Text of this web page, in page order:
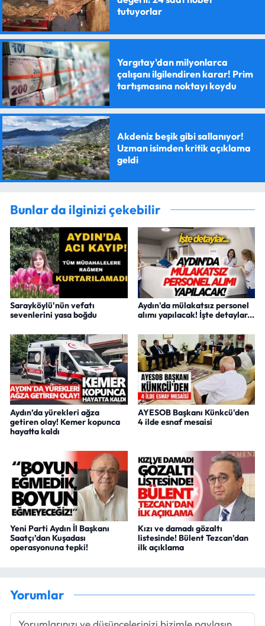
tutuyorlar
Yargıtay'dan milyonlarca
çalışanı ilgilendiren karar! Prim
tartışmasına noktayı koydu
Akdeniz beşik gibi sallanıyor!
Uzman isimden kritik açıklama
geldi
Bunlar da ilginizi çekebilir
Sarayköylü'nün vefatı
sevenlerini yasa boğdu
Aydın'da mülakatsız personel
alımı yapılacak! İşte detaylar...
Aydın’da yürekleri ağza
getiren olay! Kemer kopunca
hayatta kaldı
AYESOB Başkanı Künkcü'den
4 ilde esnaf mesaisi
Yeni Parti Aydın İl Başkanı
Saatçı’dan Kuşadası
operasyonuna tepki!
Kızı ve damadı gözaltı
listesinde! Bülent Tezcan’dan
ilk açıklama
Yorumlar